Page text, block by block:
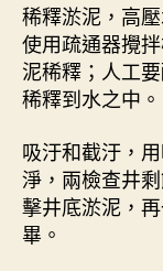
稀釋淤泥，高
使用疏通器攪
泥稀釋；人工
稀釋到水之中。
吸汙和截汙，
淨，兩檢查井
擊井底淤泥，
畢。